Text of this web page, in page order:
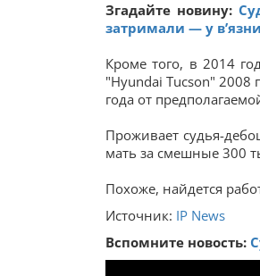
Згадайте новину:
затримали — у
Кроме того, в 2014
"Hyundai Tucson" 2008
года от
Проживает судья-
мать за смешные 300
Похоже, найдется
Источник: IP News
Вспомните новость: